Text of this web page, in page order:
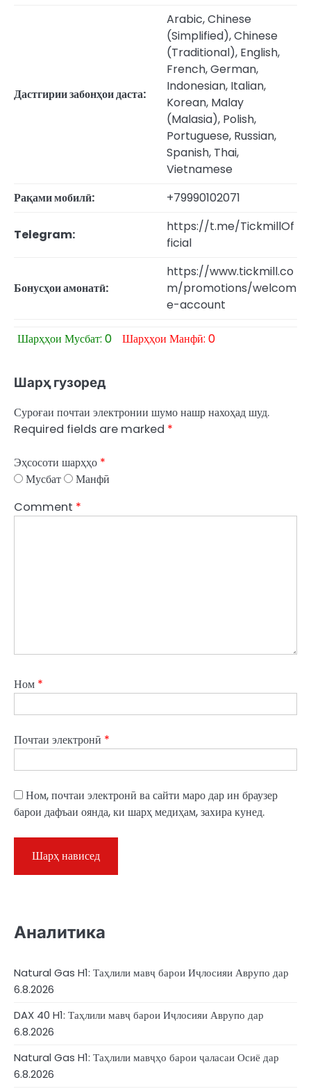
Дастгирии забонҳои даста:
Arabic, Chinese
(Simplified), Chinese
(Traditional), English,
French, German,
Indonesian, Italian,
Korean, Malay
(Malasia), Polish,
Portuguese, Russian,
Spanish, Thai,
Vietnamese
Рақами мобилӣ:
+79990102071
Telegram:
https://t.me/TickmillOf
ficial
Бонусҳои амонатӣ:
https://www.tickmill.co
m/promotions/welcom
e-account
Шарҳҳои Мусбат: 0 Шарҳҳои Манфӣ: 0
Шарҳ гузоред
Суроғаи почтаи электронии шумо нашр нахоҳад шуд.
Required fields are marked *
Эҳсосоти шарҳҳо *
Мусбат
Манфӣ
Comment *
Ном *
Почтаи электронӣ *
Ном, почтаи электронӣ ва сайти маро дар ин браузер
барои дафъаи оянда, ки шарҳ медиҳам, захира кунед.
Аналитика
Natural Gas H1: Таҳлили мавҷ барои Иҷлосияи Аврупо дар
6.8.2026
DAX 40 H1: Таҳлили мавҷ барои Иҷлосияи Аврупо дар
6.8.2026
Natural Gas H1: Таҳлили мавҷҳо барои ҷаласаи Осиё дар
6.8.2026